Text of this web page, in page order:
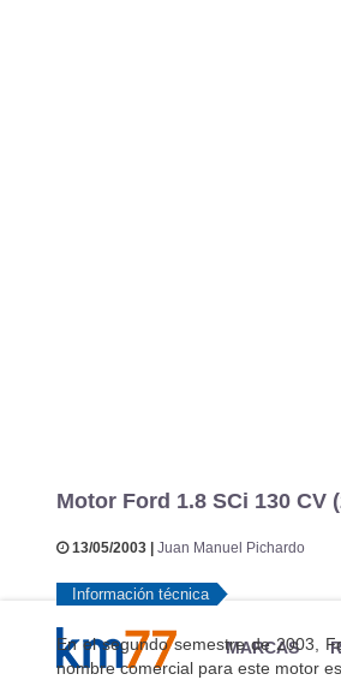
MARCAS
Motor Ford 1.8 SCi 130 CV
13/05/2003 | Juan Manuel Pichardo
Información técnica
En el segundo semestre de 2003,
nombre comercial para este motor